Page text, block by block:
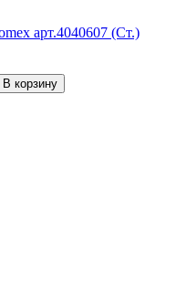
арт.4040607 (Ст.)
В корзину